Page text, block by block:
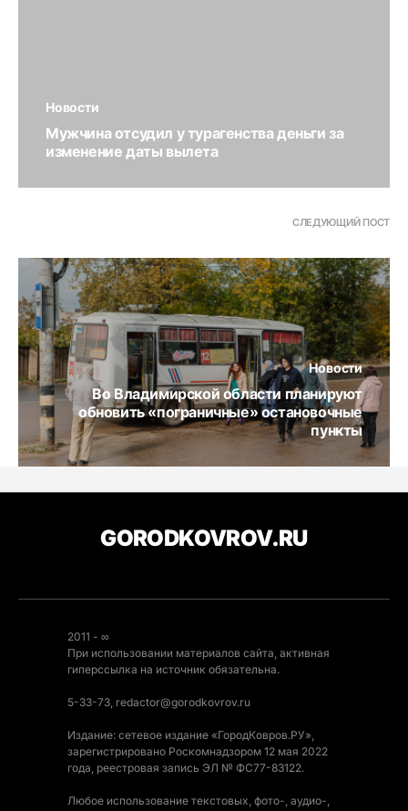
Новости
Мужчина отсудил у турагенства деньги за
изменение даты вылета
СЛЕДУЮЩИЙ ПОСТ
Новости
Во Владимирской области планируют
обновить «пограничные» остановочные
пункты
GORODKOVROV.RU
2011 - ∞
При использовании материалов сайта, активная
гиперссылка на источник обязательна.
5-33-73, redactor@gorodkovrov.ru
Издание: сетевое издание «ГородКовров.РУ»,
зарегистрировано Роскомнадзором 12 мая 2022
года, реестровая запись ЭЛ № ФС77-83122.
Любое использование текстовых, фото-, аудио-,